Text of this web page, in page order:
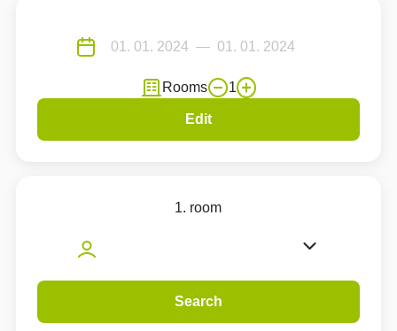
Rooms 1
Edit
1. room
Search